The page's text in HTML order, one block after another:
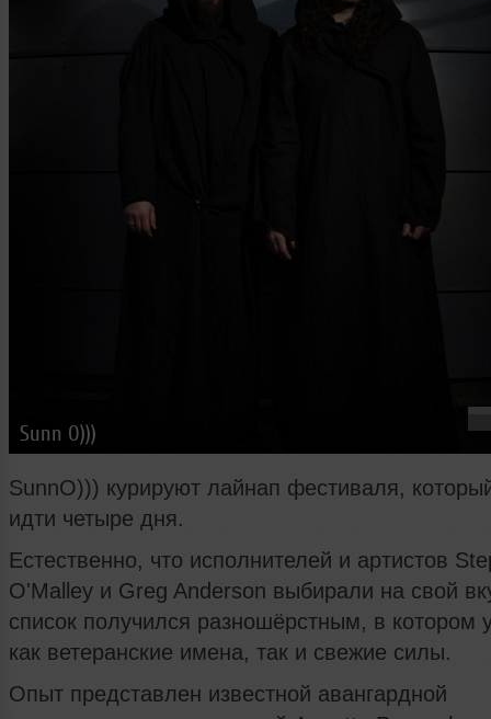
Sunn O)))
SunnO))) курируют лайнап фестиваля,
идти четыре дня.
Естественно, что исполнителей и артистов
O'Malley и Greg Anderson выбирали на свой
список получился разношёрстным, в котором
как ветеранские имена, так и свежие силы.
Опыт представлен известной авангардной